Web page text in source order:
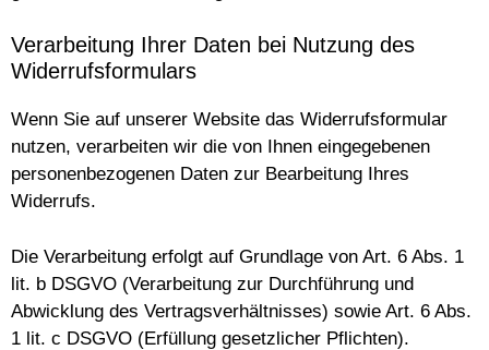
Verarbeitung Ihrer Daten bei Nutzung des
Widerrufsformulars
Wenn Sie auf unserer Website das Widerrufsformular
nutzen, verarbeiten wir die von Ihnen eingegebenen
personenbezogenen Daten zur Bearbeitung Ihres
Widerrufs.
Die Verarbeitung erfolgt auf Grundlage von Art. 6 Abs. 1
lit. b DSGVO (Verarbeitung zur Durchführung und
Abwicklung des Vertragsverhältnisses) sowie Art. 6 Abs.
1 lit. c DSGVO (Erfüllung gesetzlicher Pflichten).